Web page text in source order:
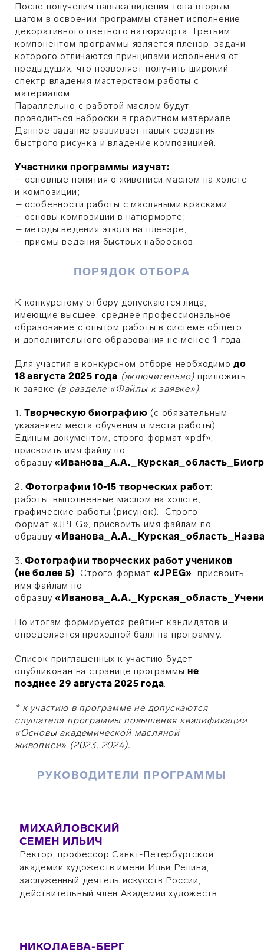
После получения навыка видения тона вторым
шагом в освоении программы станет исполнение
декоративного цветного натюрморта. Третьим
компонентом программы является пленэр, задачи
которого отличаются принципами исполнения от
предыдущих, что позволяет получить широкий
спектр владения мастерством работы с
материалом.
Параллельно с работой маслом будут
проводиться наброски в графитном материале.
Данное задание развивает навык создания
быстрого рисунка и владение композицией.
Участники программы изучат:
–основные понятия о живописи маслом на холсте
и композиции;
–особенности работы с масляными красками;
–основы композиции в натюрморте;
–методы ведения этюда на пленэре;
–приемы ведения быстрых набросков.
ПОРЯДОК ОТБОРА
К конкурсному отбору допускаются лица,
имеющие высшее, среднее профессиональное
образование с опытом работы в системе общего
и дополнительного образования не менее 1 года.
Для участия в конкурсном отборе необходимодо
18 августа 2025 года (включительно) приложить
к заявке (в разделе «Файлы к заявке»):
1.Творческую биографию (с обязательным
указанием места обучения и места работы).
Единым документом, строго формат «pdf»,
присвоить имя файлу по
образцу
2.Фотографии 10-15 творческих работ:
работы, выполненные маслом на холсте,
графические работы (рисунок). Строго
формат «JPEG», присвоить имя файлам по
образцу
3. Фотографии творческих работ учеников
(не более 5). Строго формат «JPEG», присвоить
имя файлам по
образцу
По итогам формируется рейтинг кандидатов и
определяется проходной балл на программу.
Список приглашенных к участию будет
опубликован на странице программыне
позднее 29 августа 2025 года.
* к участию в программе не допускаются
слушатели программы повышения квалификации
«Основы академической масляной
живописи» (2023, 2024).
РУКОВОДИТЕЛИ ПРОГРАММЫ
МИХАЙЛОВСКИЙ
СЕМЕН ИЛЬИЧ
Ректор, профессор Санкт-Петербургской
академии художеств имени Ильи Репина,
заслуженный деятель искусств России,
действительный член Академии художеств
НИКОЛАЕВА-БЕРГ